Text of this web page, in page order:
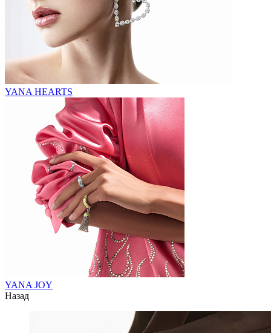
YANA HEARTS
YANA JOY
Назад